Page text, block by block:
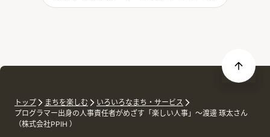
トップ まちを楽しむ
いろいろなまち・サービス
プログラマー出身の人事責任者がめざす「楽しい人事」～渡邊 琢太さん
（株式会社PPIH ）